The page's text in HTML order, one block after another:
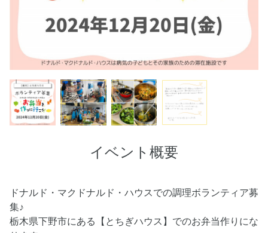
イベント概要
ドナルド・マクドナルド・ハウスでの調理ボランティア募
集♪
栃木県下野市にある【とちぎハウス】でのお弁当作りにな